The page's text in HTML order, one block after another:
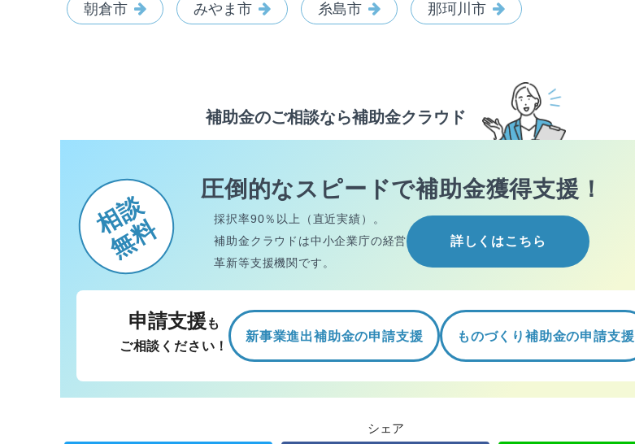
朝倉市 みやま市 糸島市 那珂川市
補助金のご相談なら補助金クラウド
相談
無料
圧倒的なスピードで補助金獲得支援！
採択率90％以上（直近実績）。
補助金クラウドは中小企業庁の経営
革新等支援機関です。
詳しくはこちら
申請支援 も
ご相談ください！
新事業進出補助金の申請支援 ものづくり補助金の申請支援
シェア